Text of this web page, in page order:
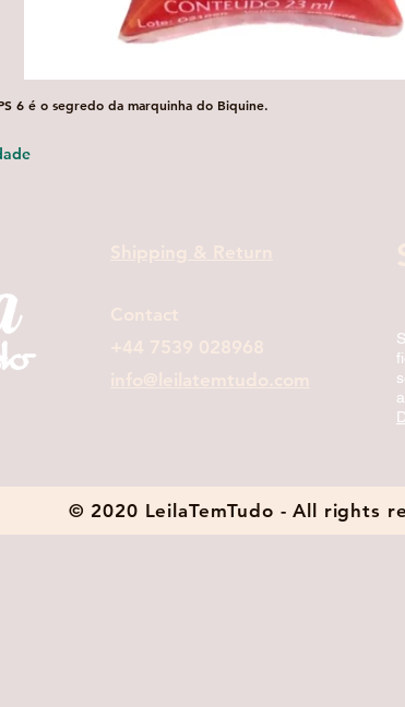
Visualização rápida
6 é o segredo da marquinha do Biquine.
© 2020 LeilaTemTudo - All rights